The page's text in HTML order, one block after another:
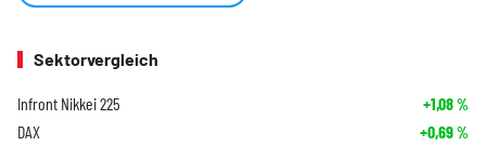
Sektorvergleich
Infront Nikkei 225 +1,08%
DAX +0,69%